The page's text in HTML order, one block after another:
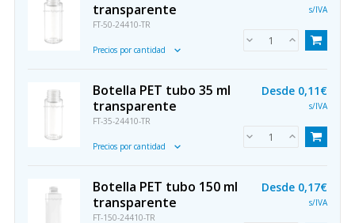
transparente
FT-50-24410-TR
Precios por cantidad
s/IVA
Botella PET tubo 35 ml
transparente
FT-35-24410-TR
Precios por cantidad
Desde 0,11€
s/IVA
Botella PET tubo 150 ml
transparente
FT-150-24410-TR
Desde 0,17€
s/IVA